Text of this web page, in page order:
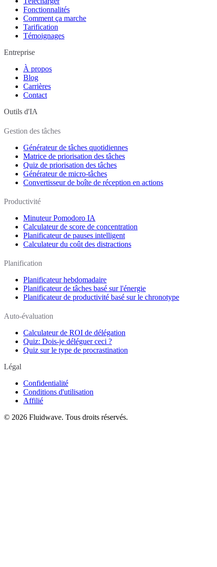
Fonctionnalités
Comment ça marche
Tarification
Témoignages
Entreprise
À propos
Blog
Carrières
Contact
Outils d'IA
Gestion des tâches
Générateur de tâches quotidiennes
Matrice de priorisation des tâches
Quiz de priorisation des tâches
Générateur de micro-tâches
Convertisseur de boîte de réception en actions
Productivité
Minuteur Pomodoro IA
Calculateur de score de concentration
Planificateur de pauses intelligent
Calculateur du coût des distractions
Planification
Planificateur hebdomadaire
Planificateur de tâches basé sur l'énergie
Planificateur de productivité basé sur le chronotype
Auto-évaluation
Calculateur de ROI de délégation
Quiz: Dois-je déléguer ceci ?
Quiz sur le type de procrastination
Légal
Confidentialité
Conditions d'utilisation
Affilié
© 2026 Fluidwave. Tous droits réservés.